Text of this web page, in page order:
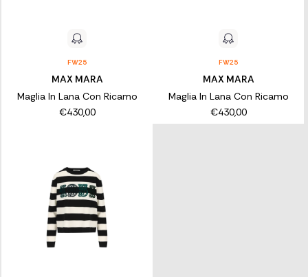
FW25
MAX MARA
Maglia In Lana Con Ricamo
€430,00
FW25
MAX MARA
Maglia In Lana Con Ricamo
€430,00